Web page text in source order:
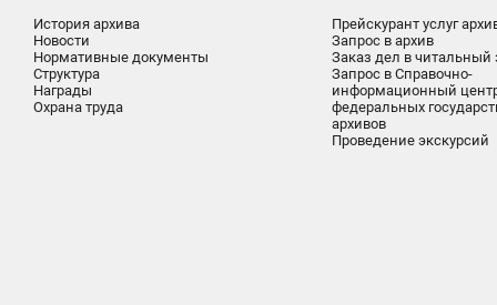
История архива
Новости
Нормативные документы
Структура
Награды
Охрана труда
Прейскурант услуг
Запрос в архив
Заказ дел в читальный
Запрос в Справочно-
информационный
федеральных
архивов
Проведение экскурсий